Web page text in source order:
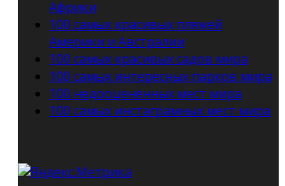
Африки
100 самых красивых пляжей
Америки и Австралии
100 самых красивых садов мира
100 самых интересных парков мира
100 недооценённых мест мира
100 самых инстаграмных мест мира